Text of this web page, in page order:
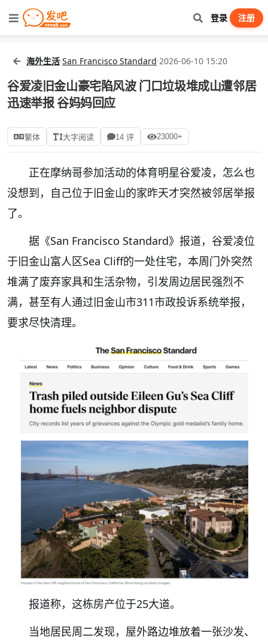
登录 注册
海外生活·San Francisco Standard·2026-06-10 15:20
谷爱凌旧金山豪宅陷风波 门口垃圾堆成山遭邻居
迅速举报 谷妈妈回应
繁体 大字阅读 14 评 23000+
正在摩纳哥参加活动的体育明星谷爱凌，怎么也
没想到，自己位于旧金山的家昨天才突然被邻居举报
了。
据《San Francisco Standard》报道，谷爱凌位
于旧金山富人区Sea Cliff的一处住宅，本周门外突然
堆满了废弃家具和生活杂物，引发周边居民强烈不
满，甚至有人通过旧金山市311市政投诉系统举报，
要求尽快清理。
报道称，这栋房产位于25大道。
当地居民周二发现，屋外路边堆放着一张沙发、